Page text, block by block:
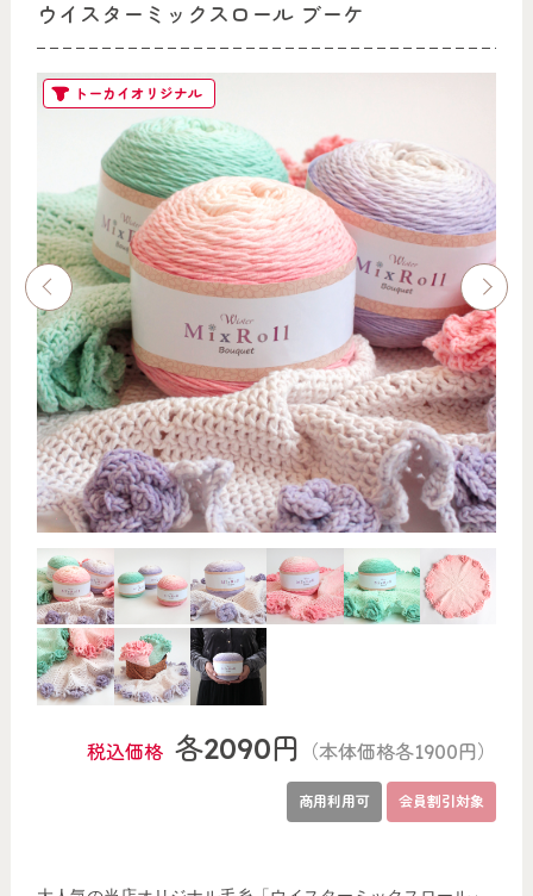
ウイスターミックスロール ブーケ
トーカイオリジナル
税込価格 各2090円 （本体価格各1900円）
商用利用可 会員割引対象